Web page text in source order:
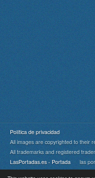
Política de privacidad
All images are copyrighted to their
All trademarks and registered
LasPortadas.es - Portada las